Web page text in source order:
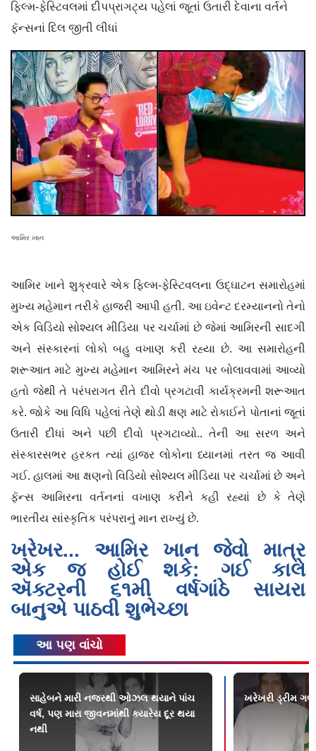
ફિલ્મ-ફેસ્ટિવલમાં દીપપ્રાગટ્ય પહેલાં જૂતાં ઉતારી દેવાના વર્તને
ફૅન્સનાં દિલ જીતી લીધાં
આમિર ખાન
આમિર ખાને શુક્રવારે એક ફિલ્મ-ફેસ્ટિવલના ઉદ્ઘાટન સમારોહમાં
મુખ્ય મહેમાન તરીકે હાજરી આપી હતી. આ ઇવેન્ટ દરમ્યાનનો તેનો
એક વિડિયો સોશ્યલ મીડિયા પર ચર્ચામાં છે જેમાં આમિરની સાદગી
અને સંસ્કારનાં લોકો બહુ વખાણ કરી રહ્યા છે. આ સમારોહની
શરૂઆત માટે મુખ્ય મહેમાન આમિરને મંચ પર બોલાવવામાં આવ્યો
હતો જેથી તે પરંપરાગત રીતે દીવો પ્રગટાવી કાર્યક્રમની શરૂઆત
કરે. જોકે આ વિધિ પહેલાં તેણે થોડી ક્ષણ માટે રોકાઈને પોતાનાં જૂતાં
ઉતારી દીધાં અને પછી દીવો પ્રગટાવ્યો.. તેની આ સરળ અને
સંસ્કારસભર હરકત ત્યાં હાજર લોકોના ધ્યાનમાં તરત જ આવી
ગઈ. હાલમાં આ ક્ષણનો વિડિયો સોશ્યલ મીડિયા પર ચર્ચામાં છે અને
ફૅન્સ આમિરના વર્તનનાં વખાણ કરીને કહી રહ્યાં છે કે તેણે
ભારતીય સાંસ્કૃતિક પરંપરાનું માન રાખ્યું છે.
ખરેખર... આમિર ખાન જેવો માત્ર
એક જ હોઈ શકે: ગઈ કાલે
ઍક્ટરની ૬૧મી વર્ષગાંઠે સાયરા
બાનુએ પાઠવી શુભેચ્છા
આ પણ વાંચો
સાહેબને મારી નજરથી ઓઝલ થયાને પાંચ
વર્ષ, પણ મારા જીવનમાંથી ક્યારેય દૂર થયા
નથી
ખરેખરી ડ્રીમ